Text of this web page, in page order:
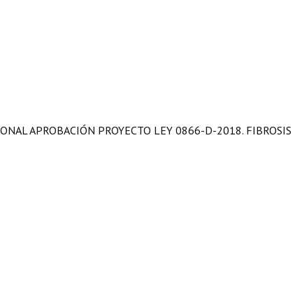
APROBACIÓN PROYECTO LEY 0866-D-2018. FIBROSIS